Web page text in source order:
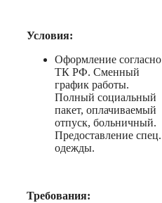
Условия:
Оформление согласно
ТК РФ. Сменный
график работы.
Полный социальный
пакет, оплачиваемый
отпуск, больничный.
Предоставление спец.
одежды.
Требования: